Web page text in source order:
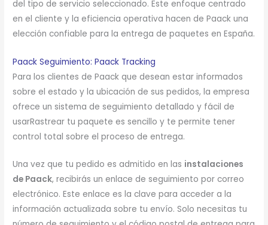
del tipo de servicio seleccionado. Este enfoque centrado
en el cliente y la eficiencia operativa hacen de Paack una
elección confiable para la entrega de paquetes en España.
Paack Seguimiento: Paack Tracking
Para los clientes de Paack que desean estar informados
sobre el estado y la ubicación de sus pedidos, la empresa
ofrece un sistema de seguimiento detallado y fácil de
usarRastrear tu paquete es sencillo y te permite tener
control total sobre el proceso de entrega.
Una vez que tu pedido es admitido en las instalaciones
de Paack, recibirás un enlace de seguimiento por correo
electrónico. Este enlace es la clave para acceder a la
información actualizada sobre tu envío. Solo necesitas tu